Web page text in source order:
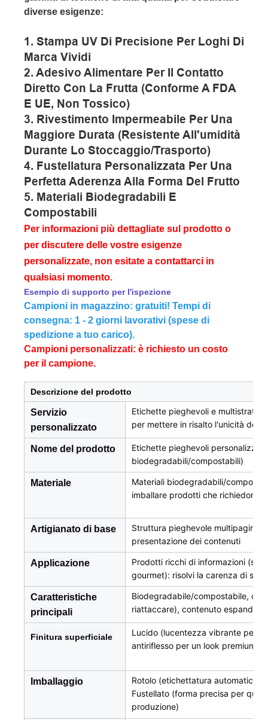
diverse esigenze:
1. Stampa UV Di Precisione Per Loghi Di
Marca Vividi
2. Adesivo Alimentare Per Il Contatto
Diretto Con La Frutta (conforme A FDA
E UE, Non Tossico)
3. Rivestimento Impermeabile Per Una
Maggiore Durata (resistente All'umidità
Durante Lo Stoccaggio/trasporto)
4. Fustellatura Personalizzata Per Una
Perfetta Aderenza Alla Forma Del Frutto
5. Materiali Biodegradabili E
Compostabili
Per informazioni più dettagliate sul prodotto o
per discutere delle vostre esigenze
personalizzate, non esitate a contattarci in
qualsiasi momento.
Esempio di supporto per l'ispezione
Campioni in magazzino: gratuiti! Tempi di
consegna: 1 - 2 giorni lavorativi (spese di
spedizione a tuo carico).
Campioni personalizzati: è richiesto un costo
per il campione.
Descrizione del prodotto
Servizio
personalizzato
Etichette pieghevoli e multistrato
per mettere in risalto l'unicità del
Nome del prodotto
Etichette pieghevoli
biodegradabili/compostabili)
Materiale
Materiali biodegradabili/
imballare prodotti che richiedono
Artigianato di base
Struttura pieghevole multipagina
presentazione dei contenuti
Applicazione
Prodotti ricchi di informazioni
gourmet): risolvi la carenza di
Caratteristiche
principali
Biodegradabile/compostabile,
riattaccare), contenuto
Finitura superficiale
Lucido (lucentezza vibrante per
antiriflesso per un look premium)
Imballaggio
Rotolo (etichettatura automatica
Fustellato (forma precisa per
produzione)